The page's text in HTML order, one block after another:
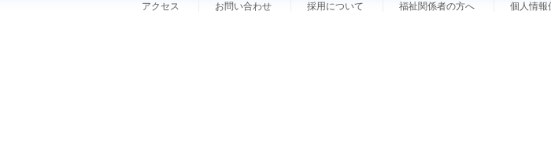
アクセス お問い合わせ 採用について 福祉関係者の方へ 個人情報